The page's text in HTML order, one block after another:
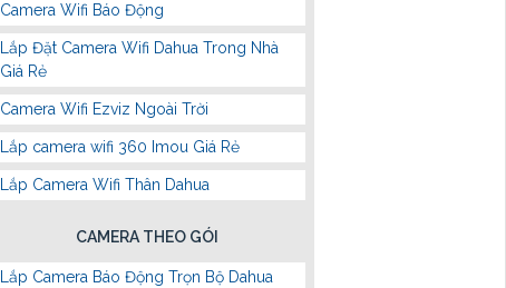
Camera Wifi Báo Động
Lắp Đặt Camera Wifi Dahua Trong Nhà
Giá Rẻ
Camera Wifi Ezviz Ngoài Trời
Lắp camera wifi 360 Imou Giá Rẻ
Lắp Camera Wifi Thân Dahua
CAMERA THEO GÓI
Lắp Camera Báo Động Trọn Bộ Dahua